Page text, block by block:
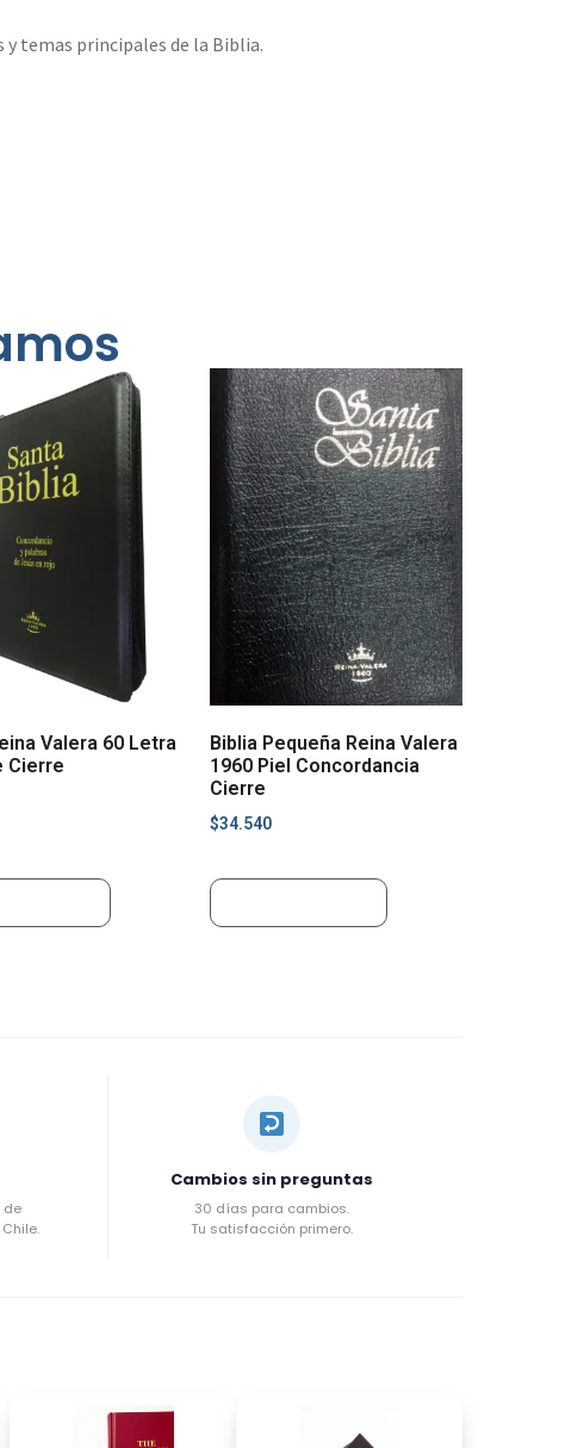
temas principales de la Biblia.
Valera 60 Letra
Cierre
Biblia Pequeña Reina Valera
1960 Piel Concordancia
Cierre
$34.540
de
Cambios sin preguntas
30 días para cambios.
Tu satisfacción primero.